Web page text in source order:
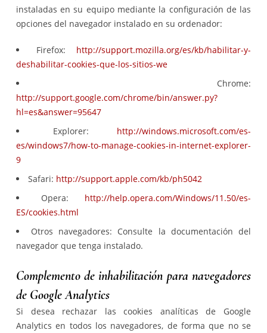
instaladas en su equipo mediante la configuración de las
opciones del navegador instalado en su ordenador:
Firefox: http://support.mozilla.org/es/kb/habilitar-y-
deshabilitar-cookies-que-los-sitios-we
Chrome:
http://support.google.com/chrome/bin/answer.py?
hl=es&answer=95647
Explorer: http://windows.microsoft.com/es-
es/windows7/how-to-manage-cookies-in-internet-explorer-
9
Safari: http://support.apple.com/kb/ph5042
Opera: http://help.opera.com/Windows/11.50/es-
ES/cookies.html
Otros navegadores: Consulte la documentación del
navegador que tenga instalado.
Complemento de inhabilitación para navegadores
de Google Analytics
Si desea rechazar las cookies analíticas de Google
Analytics en todos los navegadores, de forma que no se